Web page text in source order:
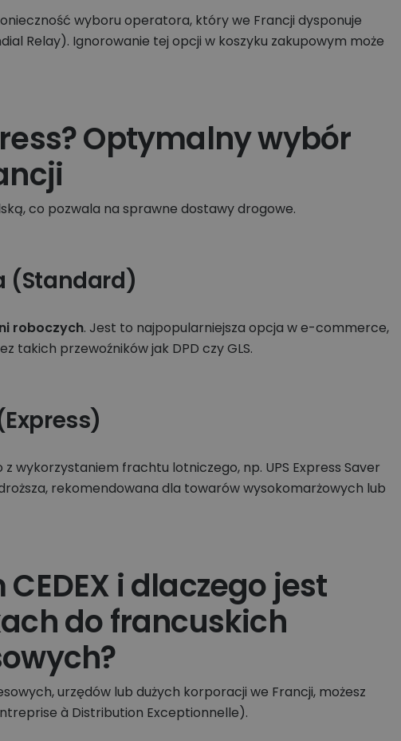
wyboru operatora, który we Francji dysponuje
Relay). Ignorowanie tej opcji w koszyku zakupowym może
Optymalny wybór
co pozwala na sprawne dostawy drogowe.
(Standard)
roboczych. Jest to najpopularniejsza opcja w e-commerce,
przewoźników jak DPD czy GLS.
z wykorzystaniem frachtu lotniczego, np. UPS Express Saver
rekomendowana dla towarów wysokomarżowych lub
i dlaczego jest
do francuskich
urzędów lub dużych korporacji we Francji, możesz
à Distribution Exceptionnelle).